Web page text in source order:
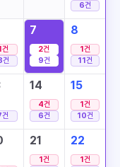
6건
건
건
7
2건
9건
8
1건
11건
건
14
4건
6건
15
1건
10건
21
1건
22
1건